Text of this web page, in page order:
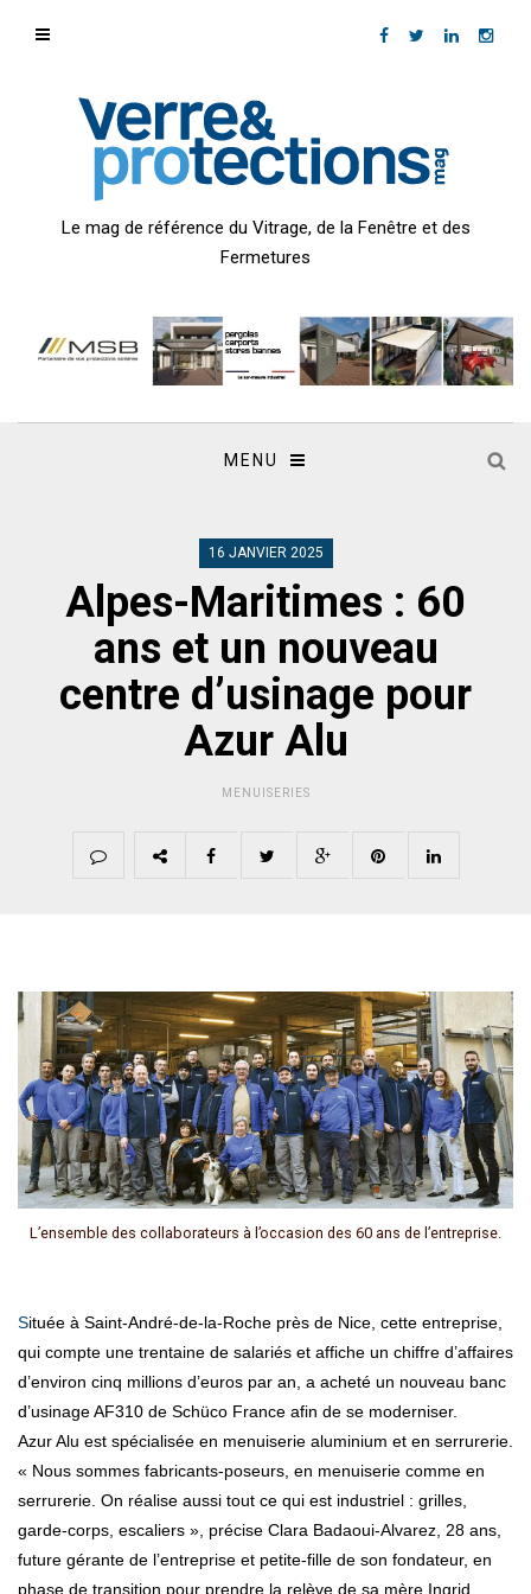
Le mag de référence du Vitrage, de la Fenêtre et des
Fermetures
MENU
16 JANVIER 2025
Alpes-Maritimes : 60
ans et un nouveau
centre d’usinage pour
Azur Alu
MENUISERIES
L’ensemble des collaborateurs à l’occasion des 60 ans de l’entreprise.
Située à Saint-André-de-la-Roche près de Nice, cette entreprise,
qui compte une trentaine de salariés et affiche un chiffre d’affaires
d’environ cinq millions d’euros par an, a acheté un nouveau banc
d’usinage AF310 de Schüco France afin de se moderniser.
Azur Alu est spécialisée en menuiserie aluminium et en serrurerie.
« Nous sommes fabricants-poseurs, en menuiserie comme en
serrurerie. On réalise aussi tout ce qui est industriel : grilles,
garde-corps, escaliers », précise Clara Badaoui-Alvarez, 28 ans,
future gérante de l’entreprise et petite-fille de son fondateur, en
phase de transition pour prendre la relève de sa mère Ingrid